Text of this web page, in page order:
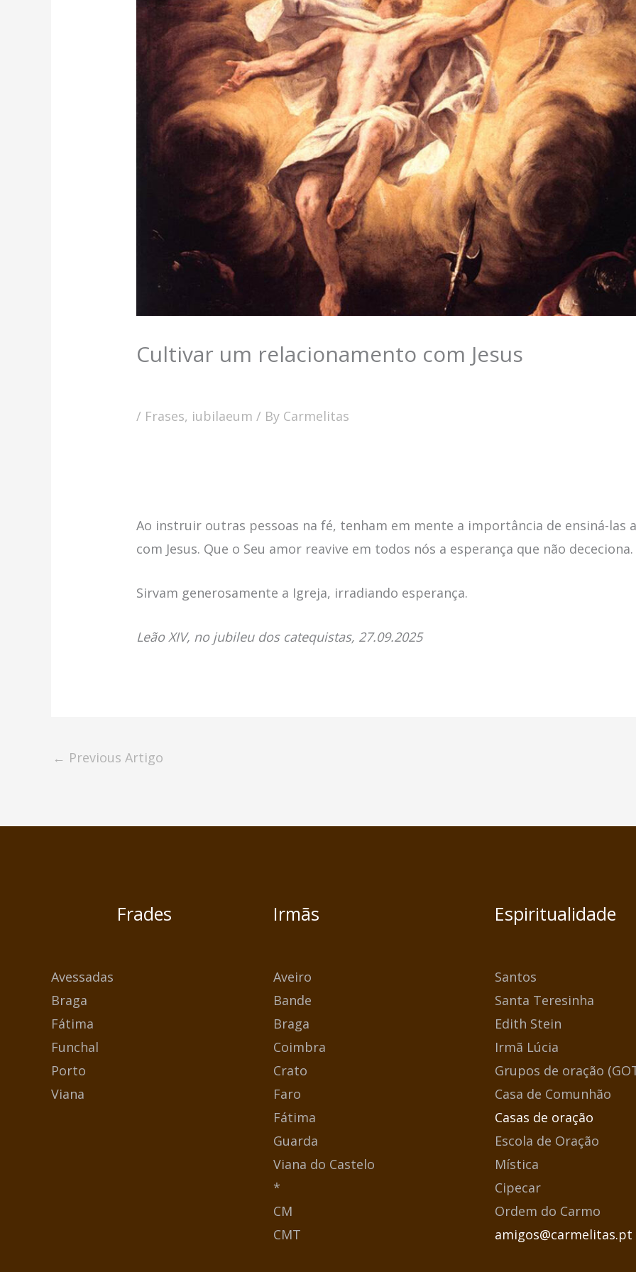
Cultivar um relacionamento com Jesus
/ Frases, iubilaeum / By Carmelitas
Ao instruir outras pessoas na fé, tenham em mente a importância de ensiná-las
com Jesus. Que o Seu amor reavive em todos nós a esperança que não
Sirvam generosamente a Igreja, irradiando esperança.
Leão XIV, no jubileu dos catequistas, 27.09.2025
← Previous Artigo
Frades
Avessadas
Braga
Fátima
Funchal
Porto
Viana
Irmãs
Aveiro
Bande
Braga
Coimbra
Crato
Faro
Fátima
Guarda
Viana do Castelo
*
CM
CMT
Espiritualidade
Santos
Santa Teresinha
Edith Stein
Irmã Lúcia
Grupos de oração
Casa de Comunhão
Casas de oração
Escola de Oração
Mística
Cipecar
Ordem do Carmo
amigos@carmelitas.pt